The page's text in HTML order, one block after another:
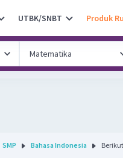
UTBK/SNBT Produk
SMP Bahasa Indonesia